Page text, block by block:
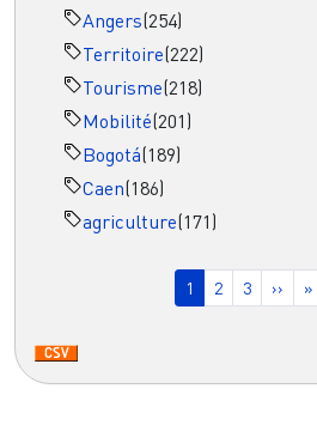
Angers(254)
Territoire(222)
Tourisme(218)
Mobilité(201)
Bogotá(189)
Caen(186)
agriculture(171)
Page courante
1 Page
2 Page
3 Page
›› »